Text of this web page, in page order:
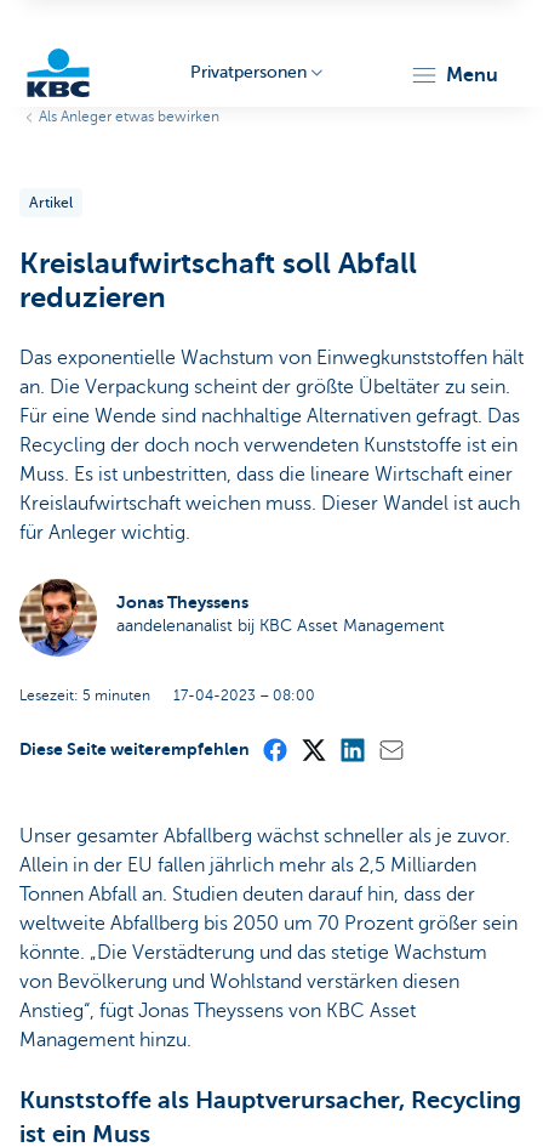
Privatpersonen menu
Als Anleger etwas bewirken
Artikel
Kreislaufwirtschaft soll Abfall
reduzieren
Das exponentielle Wachstum von Einwegkunststoffen hält
an. Die Verpackung scheint der größte Übeltäter zu sein.
Für eine Wende sind nachhaltige Alternativen gefragt. Das
Recycling der doch noch verwendeten Kunststoffe ist ein
Muss. Es ist unbestritten, dass die lineare Wirtschaft einer
Kreislaufwirtschaft weichen muss. Dieser Wandel ist auch
für Anleger wichtig.
Jonas Theyssens
aandelenanalist bij KBC Asset Management
Lesezeit: 5 minuten 17-04-2023 – 08:00
Diese Seite weiterempfehlen
Unser gesamter Abfallberg wächst schneller als je zuvor.
Allein in der EU fallen jährlich mehr als 2,5 Milliarden
Tonnen Abfall an. Studien deuten darauf hin, dass der
weltweite Abfallberg bis 2050 um 70 Prozent größer sein
könnte. „Die Verstädterung und das stetige Wachstum
von Bevölkerung und Wohlstand verstärken diesen
Anstieg“, fügt Jonas Theyssens von KBC Asset
Management hinzu.
Kunststoffe als Hauptverursacher, Recycling
ist ein Muss